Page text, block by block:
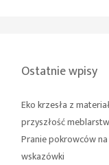
Ostatnie wpisy
Eko krzesła z
przyszłość
Pranie pokrowców
wskazówki